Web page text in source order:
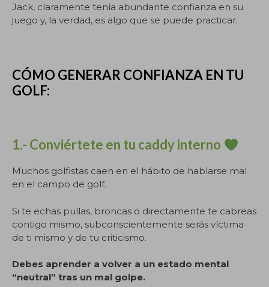
Jack, claramente tenía abundante confianza en su
juego y, la verdad, es algo que se puede practicar.
CÓMO GENERAR CONFIANZA EN TU
GOLF:
1.- Conviértete en tu caddy interno
Muchos golfistas caen en el hábito de hablarse mal
en el campo de golf.
Si te echas pullas, broncas o directamente te cabreas
contigo mismo, subconscientemente serás víctima
de ti mismo y de tu criticismo.
Debes aprender a volver a un estado mental
“neutral” tras un mal golpe.